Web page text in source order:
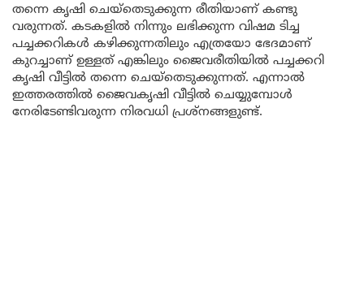
തന്നെ കൃഷി ചെയ്തെടുക്കുന്ന രീതിയാണ് കണ്ടു
വരുന്നത്. കടകളിൽ നിന്നും ലഭിക്കുന്ന വിഷമ ടിച്ച
പച്ചക്കറികൾ കഴിക്കുന്നതിലും എത്രയോ ഭേദമാണ്
കുറച്ചാണ് ഉള്ളത് എങ്കിലും ജൈവരീതിയിൽ പച്ചക്കറി
കൃഷി വീട്ടിൽ തന്നെ ചെയ്തെടുക്കുന്നത്. എന്നാൽ
ഇത്തരത്തിൽ ജൈവകൃഷി വീട്ടിൽ ചെയ്യുമ്പോൾ
നേരിടേണ്ടിവരുന്ന നിരവധി പ്രശ്നങ്ങളുണ്ട്.